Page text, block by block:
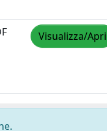
Visualizza/Apri